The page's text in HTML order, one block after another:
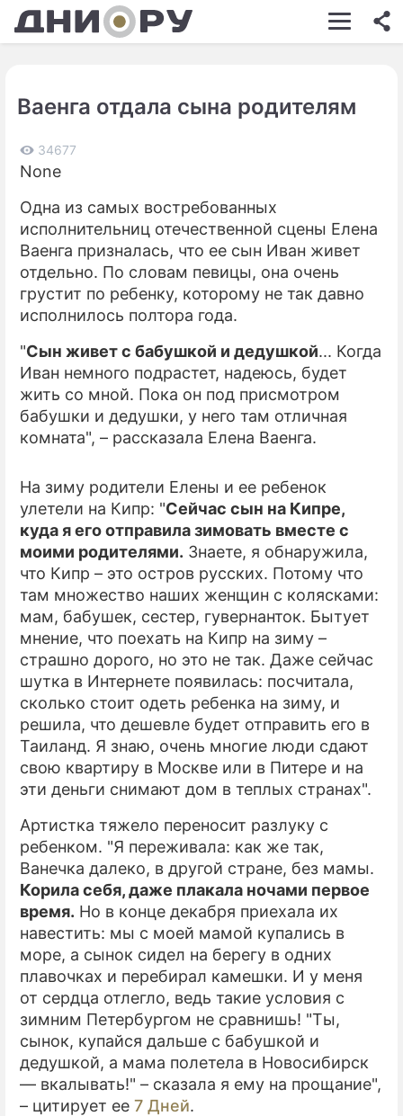
ШОУ-БИЗНЕС
КИНО
ЭКОНОМИКА
ПРОИСШЕСТВИЯ
СОННИК
СЕРИАЛЫ
ИГРЫ
ПРЕСС-РЕЛИЗЫ
Ваенга отдала сына родителям
34677
None
Одна из самых востребованных
исполнительниц отечественной сцены Елена
Ваенга призналась, что ее сын Иван живет
отдельно. По словам певицы, она очень
грустит по ребенку, которому не так давно
исполнилось полтора года.
"Сын живет с бабушкой и дедушкой... Когда
Иван немного подрастет, надеюсь, будет
жить со мной. Пока он под присмотром
бабушки и дедушки, у него там отличная
комната", – рассказала Елена Ваенга.
На зиму родители Елены и ее ребенок
улетели на Кипр: "Сейчас сын на Кипре,
куда я его отправила зимовать вместе с
моими родителями. Знаете, я обнаружила,
что Кипр – это остров русских. Потому что
там множество наших женщин с колясками:
мам, бабушек, сестер, гувернанток. Бытует
мнение, что поехать на Кипр на зиму –
страшно дорого, но это не так. Даже сейчас
шутка в Интернете появилась: посчитала,
сколько стоит одеть ребенка на зиму, и
решила, что дешевле будет отправить его в
Таиланд. Я знаю, очень многие люди сдают
свою квартиру в Москве или в Питере и на
эти деньги снимают дом в теплых странах".
Артистка тяжело переносит разлуку с
ребенком. "Я переживала: как же так,
Ванечка далеко, в другой стране, без мамы.
Корила себя, даже плакала ночами первое
время. Но в конце декабря приехала их
навестить: мы с моей мамой купались в
море, а сынок сидел на берегу в одних
плавочках и перебирал камешки. И у меня
от сердца отлегло, ведь такие условия с
зимним Петербургом не сравнишь! "Ты,
сынок, купайся дальше с бабушкой и
дедушкой, а мама полетела в Новосибирск
— вкалывать!" – сказала я ему на прощание",
– цитирует ее 7 Дней.